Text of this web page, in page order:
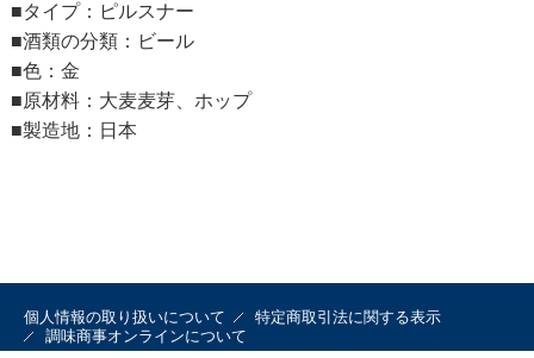
■タイプ：ピルスナー
■酒類の分類：ビール
■色：金
■原材料：大麦麦芽、ホップ
■製造地：日本
個人情報の取り扱いについて
特定商取引法に関する表示
調味商事オンラインについて